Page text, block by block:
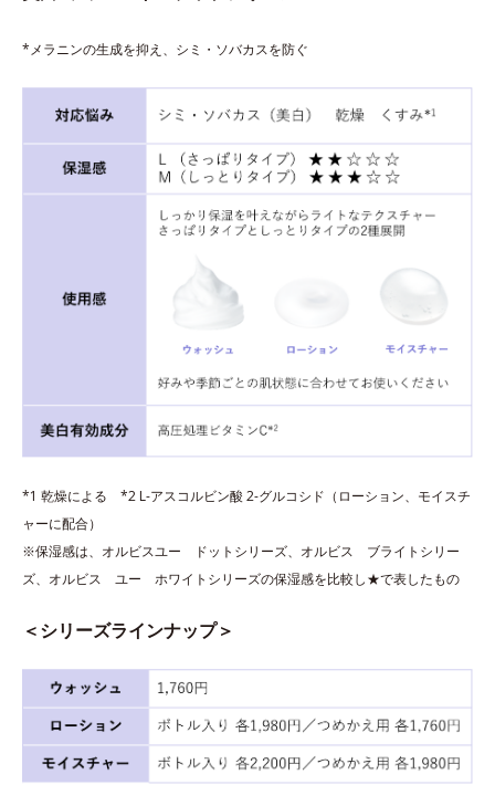
*メラニンの生成を抑え、シミ・ソバカスを防ぐ
*1 乾燥による *2 L-アスコルビン酸 2-グルコシド（ローション、モイスチ
ャーに配合）
※保湿感は、オルビスユー ドットシリーズ、オルビス ブライトシリー
ズ、オルビス ユー ホワイトシリーズの保湿感を比較し★で表したもの
＜シリーズラインナップ＞